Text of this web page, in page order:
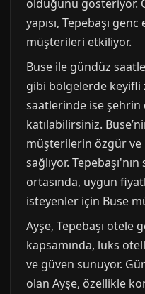
olduğunu gösteriyor.
yapısı, Tepebaşı
müşterileri etkiliyor.
Buse ile gündüz
gibi bölgelerde keyifli
saatlerinde ise şehrin
katılabilirsiniz.
müşterilerin özgür
sağlıyor.
ortasında, uygun
isteyenler için Buse
Ayşe, Tepebaşı otele
kapsamında, lüks
ve güven sunuyor.
olan Ayşe, özellikle